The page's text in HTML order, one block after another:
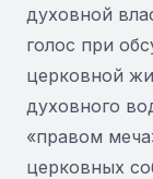
духовной
голос при
церковной
духовного
«правом
церковных